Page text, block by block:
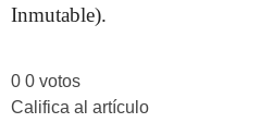
Inmutable).
0 0 votos
Califica al artículo